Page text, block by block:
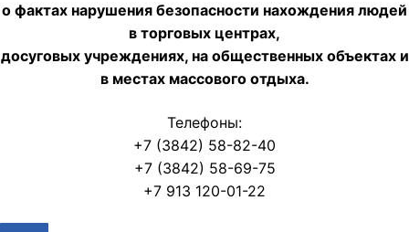
о фактах нарушения безопасности нахождения людей
в торговых центрах,
досуговых учреждениях, на общественных объектах и
в местах массового отдыха.
Телефоны:
+7 (3842) 58-82-40
+7 (3842) 58-69-75
+7 913 120-01-22